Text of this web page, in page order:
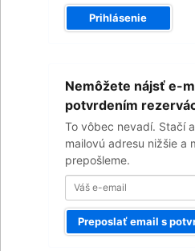
Prihlásenie
Nemôžete nájsť e-
potvrdením
To vôbec nevadí. Stačí
mailovú adresu nižšie a
prepošleme.
email
Preposlať email s